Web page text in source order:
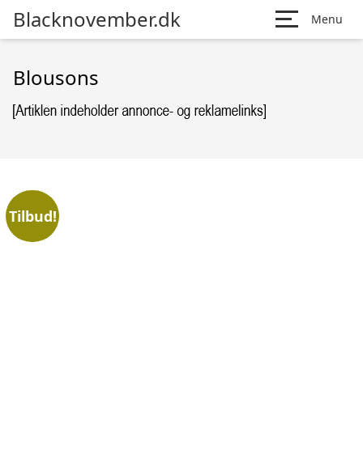
Blacknovember.dk Menu
Blousons
Tilbud!